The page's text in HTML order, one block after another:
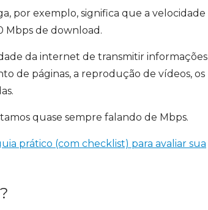
por exemplo, significa que a velocidade
Mbps de download.
da internet de transmitir informações
de páginas, a reprodução de vídeos, os
quase sempre falando de Mbps.
prático (com checklist) para avaliar sua